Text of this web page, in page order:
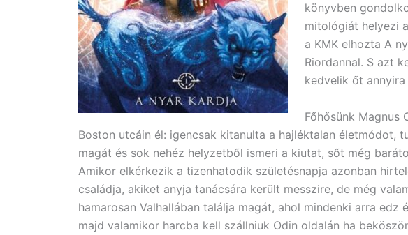
könyvben
mitológiát helyezi
a KMK elhozta A
Riordannal. S azt
kedvelik őt annyira
Főhősünk Magnus
Boston utcáin él: igencsak kitanulta a hajléktalan életmódot,
magát és sok nehéz helyzetből ismeri a kiutat, sőt még
Amikor elkérkezik a tizenhatodik születésnapja azonban
családja, akiket anyja tanácsára került messzire, de még
hamarosan Valhallában találja magát, ahol mindenki arra
majd valamikor harcba kell szállniuk Odin oldalán ha